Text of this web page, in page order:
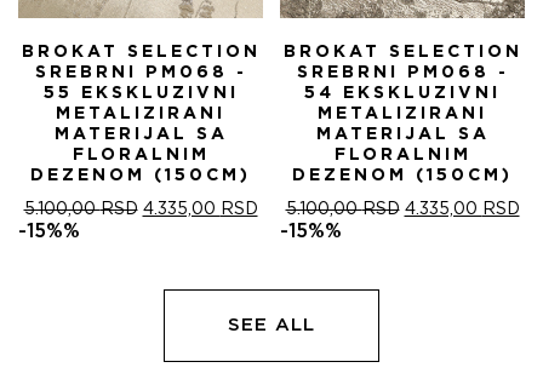
BROKAT SELECTION
SREBRNI PM068 -
55 EKSKLUZIVNI
METALIZIRANI
MATERIJAL SA
FLORALNIM
DEZENOM (150CM)
5.100,00RSD ОРИГИНАЛНА
5.100,00 RSD.
4.335,00 RSDТРЕНУТНА
ЦЕНА
-15%%
BROKAT SELECTION
SREBRNI PM068 -
54 EKSKLUZIVNI
METALIZIRANI
MATERIJAL SA
FLORALNIM
DEZENOM (150CM)
5.100,00RSD ОРИГИНАЛНА
4.335,00 RSD
-15%%
SEE ALL